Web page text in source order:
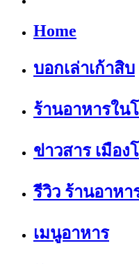
Home
บอกเล่าเก้าสิบ
ร้านอาหารใน
ข่าวสาร เมือง
รีวิว ร้านอาหา
เมนูอาหาร